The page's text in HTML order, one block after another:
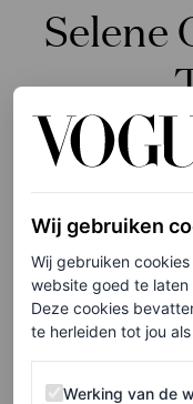
Selene
Wij gebruiken
Wij gebruiken
website goed te
Deze cookies
te herleiden tot jou
Werking van de
Werking van de